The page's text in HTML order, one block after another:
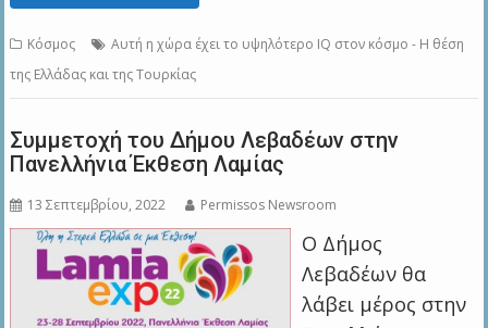
Κόσμος
Αυτή η χώρα έχει το υψηλότερο ΙQ στον κόσμο - Η θέση
της Ελλάδας και της Τουρκίας
Συμμετοχή του Δήμου Λεβαδέων στην
Πανελλήνια Έκθεση Λαμίας
13 Σεπτεμβρίου, 2022 Permissos Newsroom
Ο Δήμος
Λεβαδέων θα
λάβει μέρος στην